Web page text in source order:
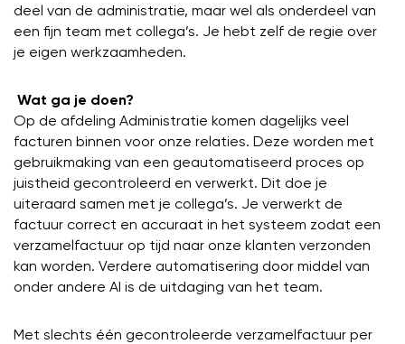
deel van de administratie, maar wel als onderdeel van
een fijn team met collega’s. Je hebt zelf de regie over
je eigen werkzaamheden.
Wat ga je doen?
Op de afdeling Administratie komen dagelijks veel
facturen binnen voor onze relaties. Deze worden met
gebruikmaking van een geautomatiseerd proces op
juistheid gecontroleerd en verwerkt. Dit doe je
uiteraard samen met je collega’s. Je verwerkt de
factuur correct en accuraat in het systeem zodat een
verzamelfactuur op tijd naar onze klanten verzonden
kan worden. Verdere automatisering door middel van
onder andere AI is de uitdaging van het team.
Met slechts één gecontroleerde verzamelfactuur per